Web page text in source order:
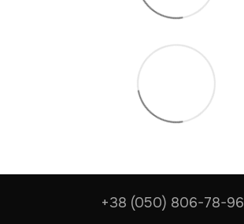
+38 (050) 806-78-96